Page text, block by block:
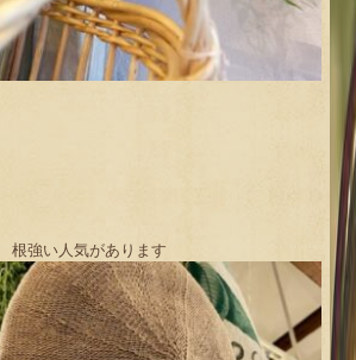
根強い人気があります